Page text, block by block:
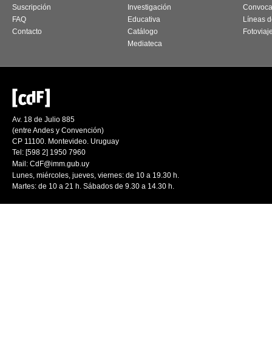
Suscripción
FAQ
Contacto
Investigación
Educativa
Catálogo
Mediateca
Líneas
Av. 18 de Julio 885
(entre Andes y Convención)
CP 11100. Montevideo. Uruguay
Tel: [598 2] 1950 7960
Mail: CdF@imm.gub.uy
Lunes, miércoles, jueves, viernes: de 10 a 19.30 h.
Martes: de 10 a 21 h. Sábados de 9.30 a 14.30 h.